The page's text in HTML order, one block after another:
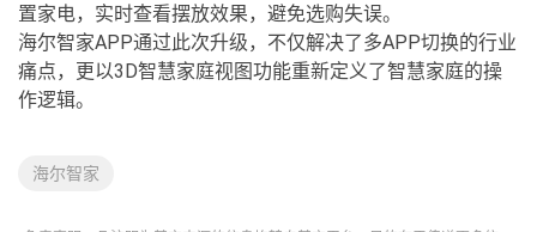
置家电，实时查看摆放效果，避免选购失误。
海尔智家APP通过此次升级，不仅解决了多APP切换的行业
痛点，更以3D智慧家庭视图功能重新定义了智慧家庭的操
作逻辑。
海尔智家